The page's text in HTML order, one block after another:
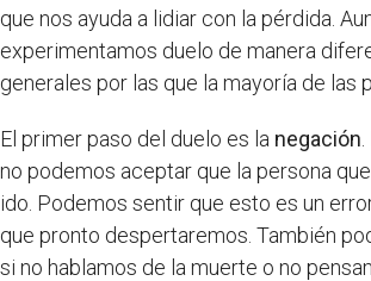
que nos ayuda a lidiar con la pérdida.
experimentamos duelo de manera
generales por las que la mayoría de las
El primer paso del duelo es la negación
no podemos aceptar que la persona
ido. Podemos sentir que esto es un
que pronto despertaremos. También
si no hablamos de la muerte o no